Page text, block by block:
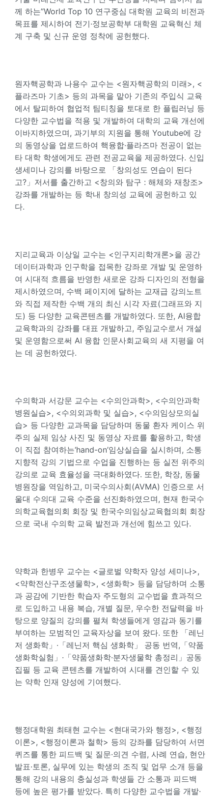
께 하는”World Top 10 연구중심 대학원 교육의 비전과
목표를 제시하여 전기·정보공학부 대학원 교육혁신 체
계 구축 및 신규 운영 정착에 공헌했다.
원자핵공학과 나용수 교수는 <원자핵공학의 미래>, <
플라즈마 기초> 등의 과목을 맡아 기존의 주입식 교육
에서 탈피하여 협업적 팀티칭을 토대로 한 플립러닝 등
다양한 교수법을 적용 및 개발하여 대학의 교육 개선에
이바지하였으며, 과기부의 지원을 통해 Youtube에 강
의 동영상을 업로드하여 핵융합·플라즈마 전공이 없는
타 대학 학생에게도 관련 전공교육을 제공하였다. 신입
생세미나 강의를 바탕으로 「창의성도 연습이 된다
고?」저서를 출간하고 <창의와 탐구 : 해체와 재창조>
강좌를 개발하는 등 학내 창의성 교육에 공헌하고 있
다.
지리교육과 이상일 교수는 <인구지리학개론>을 공간
데이터과학과 인구학을 접목한 강좌로 개발 및 운영하
여 시대적 흐름을 반영한 새로운 강좌 디자인의 전형을
제시하였으며, 수백 페이지에 달하는 교재급 강의노트
와 직접 제작한 수백 개의 최신 시각 자료(그래프와 지
도) 등 다양한 교육콘텐츠를 개발하였다. 또한, AI융합
교육학과의 강좌를 대표 개발하고, 주임교수로서 개설
및 운영함으로써 AI 융합 인문사회교육의 새 지평을 여
는 데 공헌하였다.
수의학과 서강문 교수는 <수의안과학>, <수의안과학
병원실습>, <수의외과학 및 실습>, <수의임상모의실
습> 등 다양한 교과목을 담당하며 동물 환자 케이스 위
주의 실제 임상 사진 및 동영상 자료를 활용하고, 학생
이 직접 참여하는‘hand-on’임상실습을 실시하며, 소통
지향적 강의 기법으로 수업을 진행하는 등 실전 위주의
강의로 교육 효율성을 극대화하였다. 또한, 학장, 동물
병원장을 역임하고, 미국수의사회(AVMA) 인증으로 서
울대 수의대 교육 수준을 선진화하였으며, 현재 한국수
의학교육협의회 회장 및 한국수의임상교육협의회 회장
으로 국내 수의학 교육 발전과 개선에 힘쓰고 있다.
약학과 한병우 교수는 <글로벌 약학자 양성 세미나>,
<약학전산구조생물학>, <생화학> 등을 담당하며 소통
과 공감에 기반한 학습자 주도형의 교수법을 효과적으
로 도입하고 내용 복습, 개별 질문, 우수한 전달력을 바
탕으로 양질의 강의를 펼쳐 학생들에게 영감과 동기를
부여하는 모범적인 교육자상을 보여 왔다. 또한 「레닌
저 생화학」·「레닌저 핵심 생화학」 공동 번역,「약품
생화학실험」·「약품생화학·분자생물학 총정리」공동
집필 등 교육 콘텐츠를 개발하여 시대를 견인할 수 있
는 약학 인재 양성에 기여했다.
행정대학원 최태현 교수는 <현대국가와 행정>, <행정
이론>, <행정이론과 철학> 등의 강좌를 담당하여 서면
퀴즈를 통한 피드백 및 질문·의견 수렴, 사례 연습, 현안
발표·토론, 실무에 있는 학생의 조직 및 업무 소개 등을
통해 강의 내용의 충실성과 학생들 간 소통과 피드백
등에 높은 평가를 받았다. 특히 다양한 교수법을 개발·